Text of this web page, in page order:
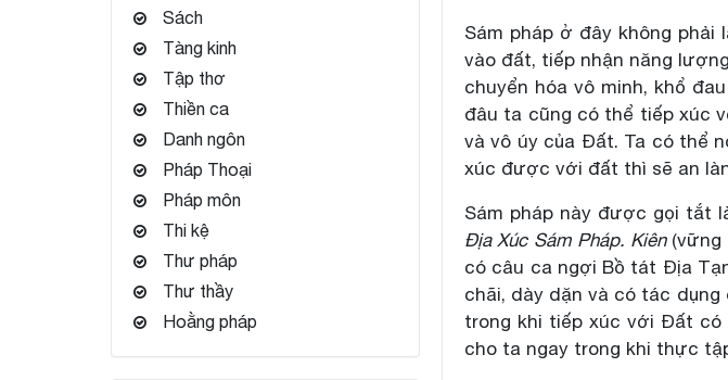
Sám pháp ở đây không phải
vào đất, tiếp nhận năng
chuyển hóa vô minh, khổ
đâu ta cũng có thể tiếp xúc
và vô úy của Đất. Ta có thể
xúc được với đất thì sẽ an
Sám pháp này được gọi tắt
Địa Xúc Sám Pháp. Kiên (vững
có câu ca ngợi Bồ tát Địa
chãi, dày dặn và có tác
trong khi tiếp xúc với Đất có
cho ta ngay trong khi thực
Sách
Tàng kinh
Tập thơ
Thiền ca
Danh ngôn
Pháp Thoại
Pháp môn
Thi kệ
Thư pháp
Thư thầy
Hoằng pháp